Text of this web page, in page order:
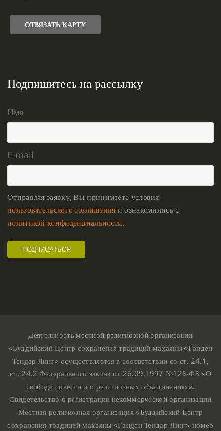
ОТВЯЗАТЬ КАРТУ
Подпишитесь на рассылку
Имя
E-mail
Отправляя заявку, Вы принимаете условия
пользовательского соглашения и ознакомились с
политикой конфиденциальности.
Деятельность местной религиозной организации
«Буддийский Центр сохранения традиций махаяны «Ганден
Тендар Линг» осуществляется в соответствии со ст. 24.1,
ст. 24.2 Федерального закона от 26.09.1997 №125-ФЗ «О
свободе совести и о религиозных объединениях».
Свидетельство о регистрации некоммерческой организации
Местная религиозная организация «Буддийский Центр
сохранения традиций махаяны «Ганден Тендар Линг» номер